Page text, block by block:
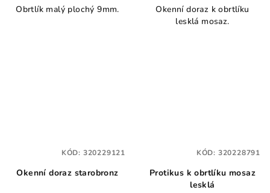
Obrtlík malý plochý 9mm.
Okenní doraz k obrtlíku
lesklá mosaz.
Okenní doraz starobronz
KÓD: 320229121
Protikus k obrtlíku mosaz
lesklá
KÓD: 320228791